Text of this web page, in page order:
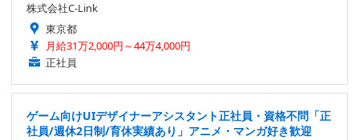
株式会社C-Link
東京都
月給31万2,000円～44万4,000円
正社員
ゲーム向けUIデザイナーアシスタント正社員・資格不問「正
社員/週休2日制/育休実績あり」アニメ・マンガ好き歓迎